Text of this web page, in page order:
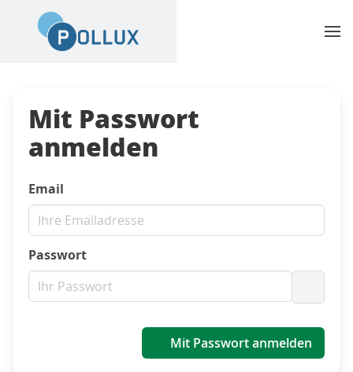
Mit Passwort
anmelden
Email
Passwort
Mit Passwort anmelden